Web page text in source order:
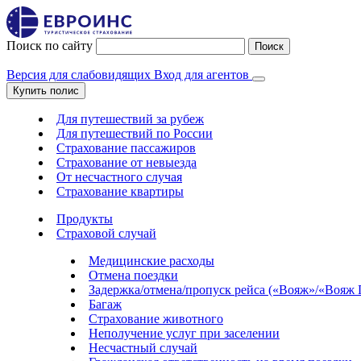
Поиск по сайту Поиск
Версия для слабовидящих Вход для агентов
Купить полис
Для путешествий за рубеж
Для путешествий по России
Страхование пассажиров
Страхование от невыезда
От несчастного случая
Страхование квартиры
Продукты
Страховой случай
Медицинские расходы
Отмена поездки
Задержка/отмена/пропуск рейса («Вояж»/
Багаж
Страхование животного
Неполучение услуг при заселении
Несчастный случай